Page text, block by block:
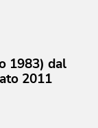
1983) dal
2011